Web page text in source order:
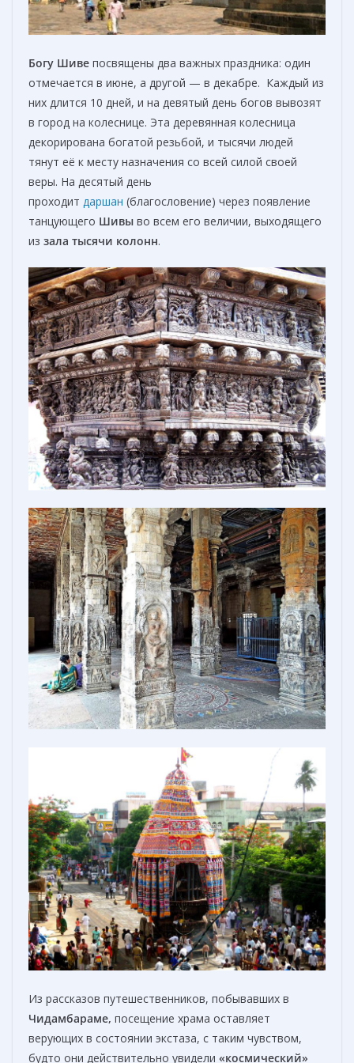
Богу Шиве посвящены два важных праздника: один
отмечается в июне, а другой — в декабре. Каждый из
них длится 10 дней, и на девятый день богов вывозят
в город на колеснице. Эта деревянная колесница
декорирована богатой резьбой, и тысячи людей
тянут её к месту назначения со всей силой своей
веры. На десятый день
проходит даршан (благословение) через появление
танцующего Шивы во всем его величии, выходящего
из зала тысячи колонн.
Из рассказов путешественников, побывавших в
Чидамбараме, посещение храма оставляет
верующих в состоянии экстаза, с таким чувством,
будто они действительно увидели «космический»